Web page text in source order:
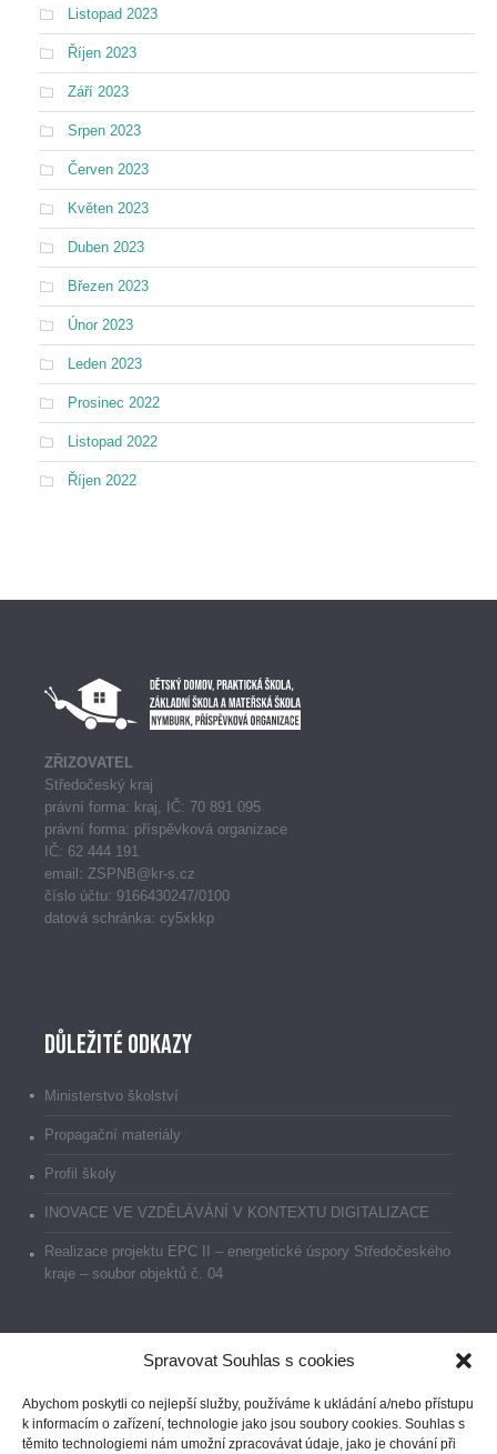
Spravovat Souhlas s cookies
Abychom poskytli co nejlepší služby, používáme k ukládání a/nebo přístupu
k informacím o zařízení, technologie jako jsou soubory cookies. Souhlas s
těmito technologiemi nám umožní zpracovávat údaje, jako je chování při
Listopad 2023
Říjen 2023
Září 2023
Srpen 2023
Červen 2023
Květen 2023
Duben 2023
Březen 2023
Únor 2023
Leden 2023
Prosinec 2022
Listopad 2022
Říjen 2022
ZŘIZOVATEL
Středočeský kraj
právní forma: kraj, IČ: 70 891 095
právní forma: příspěvková organizace
IČ: 62 444 191
email: ZSPNB@kr-s.cz
číslo účtu: 9166430247/0100
datová schránka: cy5xkkp
Důležité odkazy
Ministerstvo školství
Propagační materiály
Profil školy
INOVACE VE VZDĚLÁVÁNÍ V KONTEXTU DIGITALIZACE
Realizace projektu EPC II – energetické úspory Středočeského
kraje – soubor objektů č. 04
Prohlášení o přístupnosti